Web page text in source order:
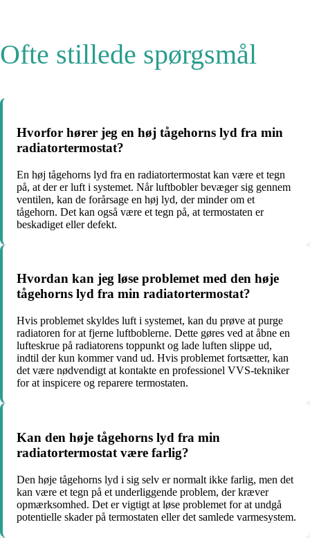
Ofte stillede spørgsmål
Hvorfor hører jeg en høj tågehorns lyd fra min
radiatortermostat?
En høj tågehorns lyd fra en radiatortermostat kan være et tegn
på, at der er luft i systemet. Når luftbobler bevæger sig gennem
ventilen, kan de forårsage en høj lyd, der minder om et
tågehorn. Det kan også være et tegn på, at termostaten er
beskadiget eller defekt.
Hvordan kan jeg løse problemet med den høje
tågehorns lyd fra min radiatortermostat?
Hvis problemet skyldes luft i systemet, kan du prøve at purge
radiatoren for at fjerne luftboblerne. Dette gøres ved at åbne en
lufteskrue på radiatorens toppunkt og lade luften slippe ud,
indtil der kun kommer vand ud. Hvis problemet fortsætter, kan
det være nødvendigt at kontakte en professionel VVS-tekniker
for at inspicere og reparere termostaten.
Kan den høje tågehorns lyd fra min
radiatortermostat være farlig?
Den høje tågehorns lyd i sig selv er normalt ikke farlig, men det
kan være et tegn på et underliggende problem, der kræver
opmærksomhed. Det er vigtigt at løse problemet for at undgå
potentielle skader på termostaten eller det samlede varmesystem.